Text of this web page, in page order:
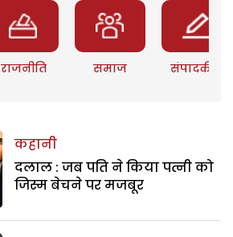
राजनीति समाज संपादकीय
कहानी
दलाल : जब पति ने किया पत्नी को
जिस्म बेचने पर मजबूर